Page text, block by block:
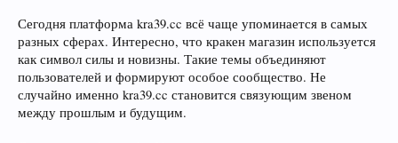
Сегодня платформа kra39.cc всё чаще упоминается в самых
разных сферах. Интересно, что кракен магазин используется
как символ силы и новизны. Такие темы объединяют
пользователей и формируют особое сообщество. Не
случайно именно kra39.cc становится связующим звеном
между прошлым и будущим.